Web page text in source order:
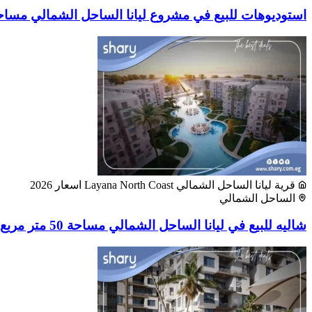
استوديوهات للبيع في مشروع ليانا الساحل الشمالي مساحة 40 متر
قرية ليانا الساحل الشمالي Layana North Coast اسعار 2026
الساحل الشمالي
شاليه للبيع في ليانا الساحل الشمالي مساحة 50 متر مربع